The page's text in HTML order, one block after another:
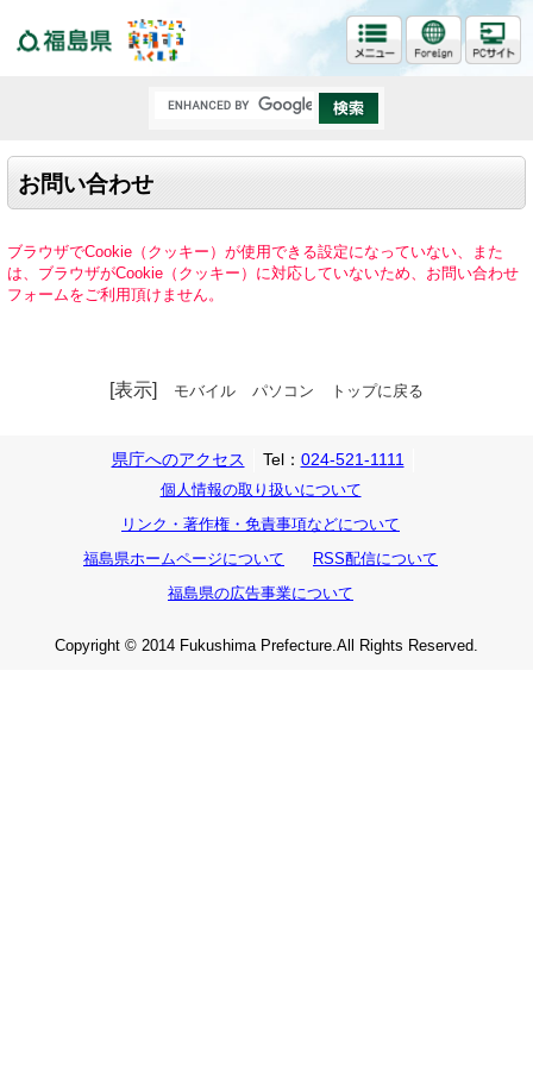
お問い合わせ
ブラウザでCookie（クッキー）が使用できる設定になっていない、また
は、ブラウザがCookie（クッキー）に対応していないため、お問い合わせ
フォームをご利用頂けません。
[表示] モバイル パソコン トップに戻る
県庁へのアクセス Tel： 024-521-1111
個人情報の取り扱いについて
リンク・著作権・免責事項などについて
福島県ホームページについて
RSS配信について
福島県の広告事業について
Copyright © 2014 Fukushima Prefecture.All Rights Reserved.